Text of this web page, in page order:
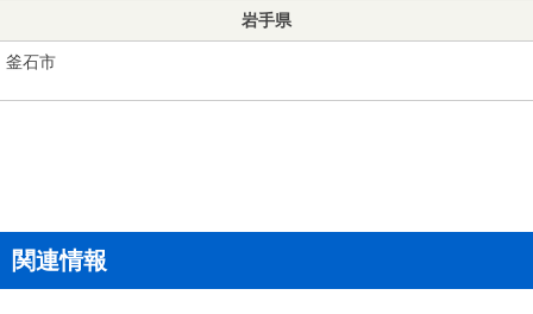
岩手県
釜石市
関連情報